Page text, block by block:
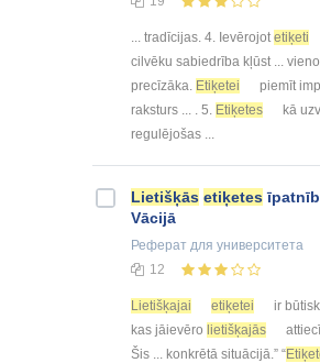
... tradīcijas. 4. Ievērojot etiķeti
cilvēku sabiedrība kļūst ...
precīzāka. Etiķetei
piemīt
raksturs ... . 5. Etiķetes
kā
regulējošas ...
Lietišķās etiķetes
Vācijā
Реферат для университета
12
Lietišķajai etiķetei
ir
kas jāievēro lietišķajās
Šis ... konkrētā situācijā.” “